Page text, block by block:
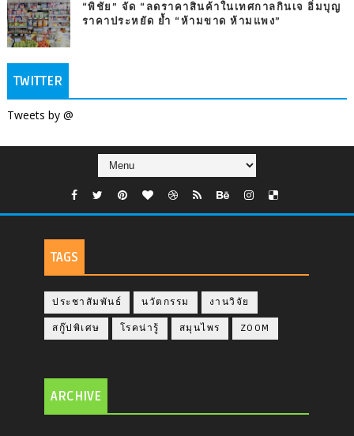
“พิชัย” จัด “ลดราคาสินค้าในเทศกาลกินเจ อิ่มบุญ
ราคาประหยัด ย้ำ “ห้ามขาด ห้ามแพง”
TWITTER
Tweets by @
TAGS
ประชาสัมพันธ์ นวัตกรรม งานวิจัย
สกู๊ปพิเศษ โรคน่ารู้ สมุนไพร ZOOM
ARCHIVE